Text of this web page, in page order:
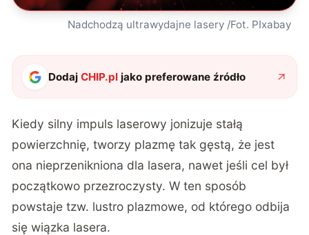
Nadchodzą ultrawydajne lasery /Fot. PIxabay
DodajCHIP.pl jako preferowane źródło
Kiedy silny impuls laserowy jonizuje stałą
powierzchnię, tworzy plazmę tak gęstą, że jest
ona nieprzenikniona dla lasera, nawet jeśli cel był
początkowo przezroczysty. W ten sposób
powstaje tzw. lustro plazmowe, od którego odbija
się wiązka lasera.